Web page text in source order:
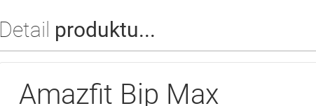
Detail produktu...
Amazfit Bip Max